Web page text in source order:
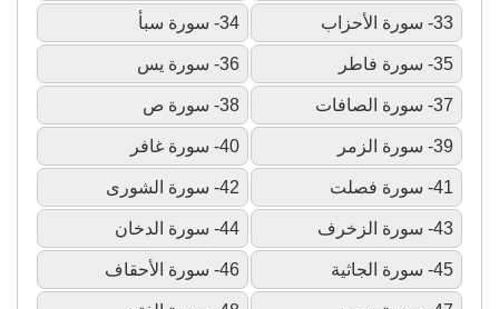
33- سورة الأحزاب 34- سورة سبأ
35- سورة فاطر 36- سورة يس
37- سورة الصافات 38- سورة ص
39- سورة الزمر 40- سورة غافر
41- سورة فصلت 42- سورة الشورى
43- سورة الزخرف 44- سورة الدخان
45- سورة الجاثية 46- سورة الأحقاف